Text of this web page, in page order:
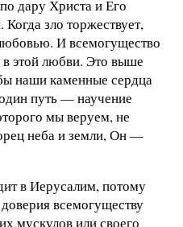
дару Христа и Его
зло торжествует,
И всемогущество
этой любви. Это выше
наши каменные сердца
путь — научение
мы веруем, не
неба и земли, Он —
в Иерусалим, потому
всемогуществу
мускулов или своего